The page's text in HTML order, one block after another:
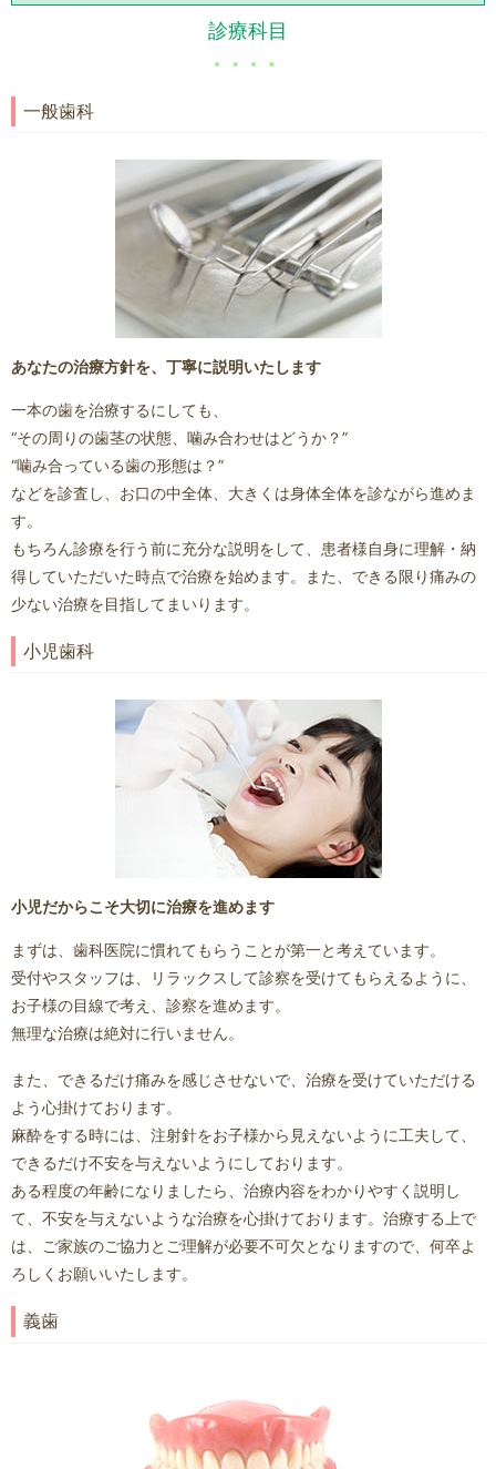
診療科目
一般歯科
あなたの治療方針を、丁寧に説明いたします
一本の歯を治療するにしても、
“その周りの歯茎の状態、噛み合わせはどうか？”
“噛み合っている歯の形態は？”
などを診査し、お口の中全体、大きくは身体全体を診ながら進めま
す。
もちろん診療を行う前に充分な説明をして、患者様自身に理解・納
得していただいた時点で治療を始めます。また、できる限り痛みの
少ない治療を目指してまいります。
小児歯科
小児だからこそ大切に治療を進めます
まずは、歯科医院に慣れてもらうことが第一と考えています。
受付やスタッフは、リラックスして診察を受けてもらえるように、
お子様の目線で考え、診察を進めます。
無理な治療は絶対に行いません。
また、できるだけ痛みを感じさせないで、治療を受けていただける
よう心掛けております。
麻酔をする時には、注射針をお子様から見えないように工夫して、
できるだけ不安を与えないようにしております。
ある程度の年齢になりましたら、治療内容をわかりやすく説明し
て、不安を与えないような治療を心掛けております。治療する上で
は、ご家族のご協力とご理解が必要不可欠となりますので、何卒よ
ろしくお願いいたします。
義歯